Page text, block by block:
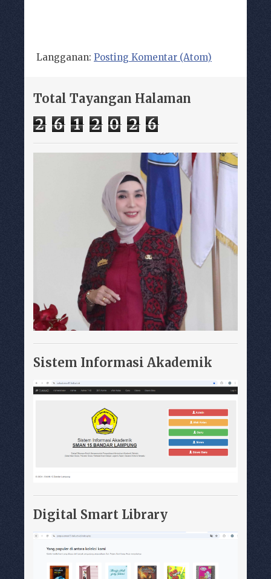
Langganan: Posting Komentar (Atom)
Total Tayangan Halaman
2 6 1 2 0 2 6
Sistem Informasi Akademik
Digital Smart Library